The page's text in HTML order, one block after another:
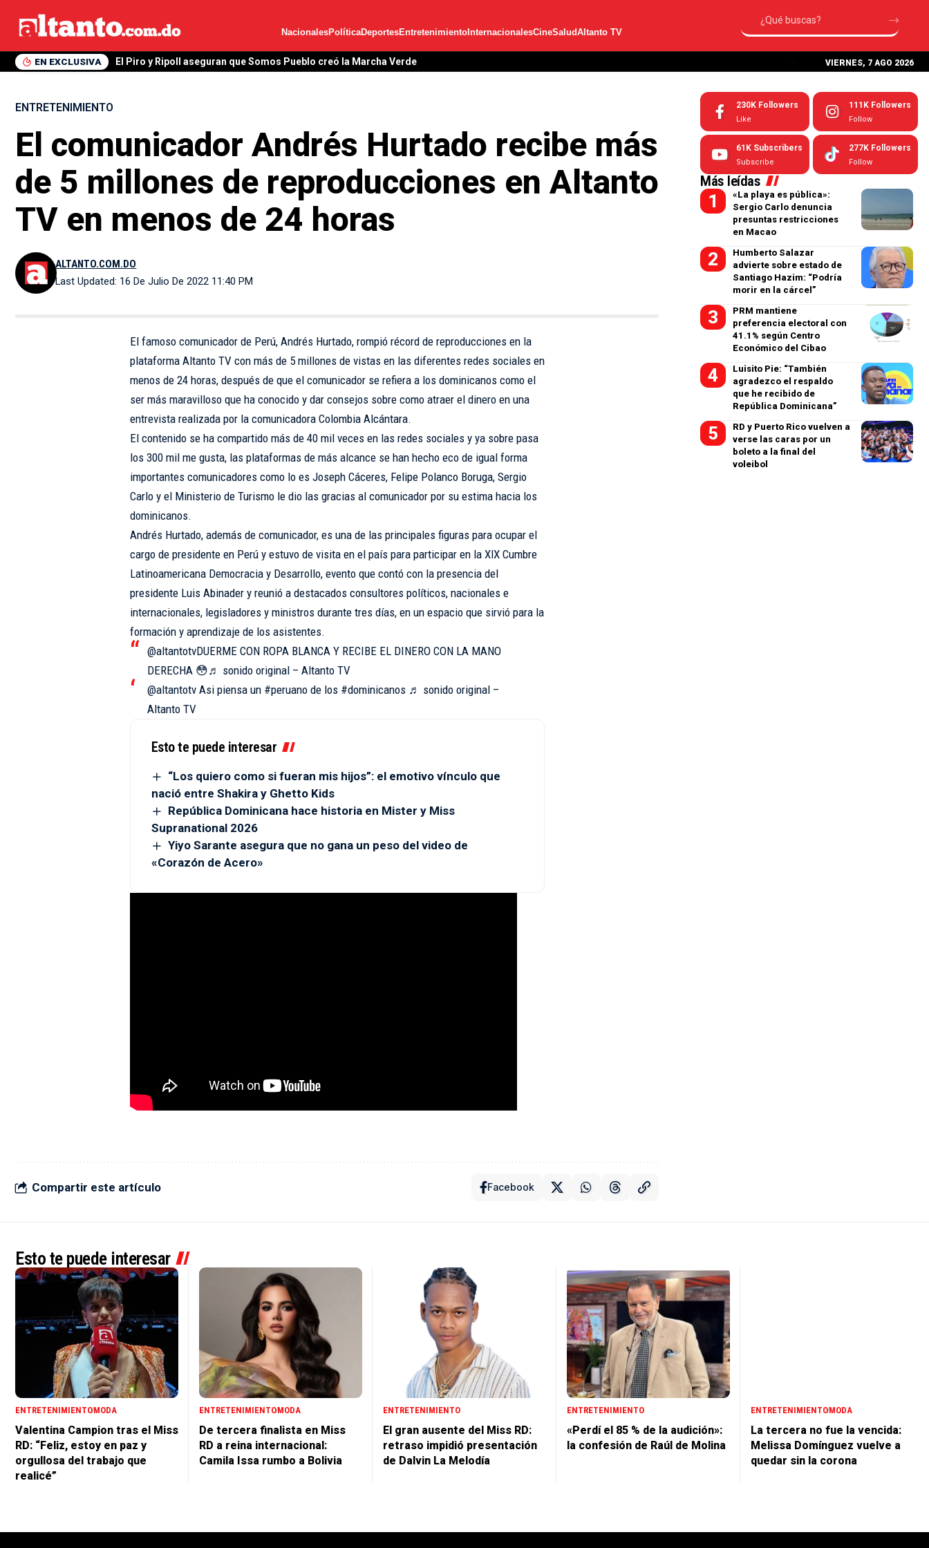
NacionalesPolíticaDeportesEntretenimiento InternacionalesCineSaludAltanto TV
EN EXCLUSIVA Hazim menciona a Gonzalo Castillo y Margarita Cedeño como posibles acompañantes de Leonel en 2028 VIERNES, 7 AGO 2026
ENTRETENIMIENTO
El comunicador Andrés Hurtado recibe más
de 5 millones de reproducciones en Altanto
TV en menos de 24 horas
Last Updated: 16 De Julio De 2022 11:40 PM
ALTANTO.COM.DO
El famoso comunicador de Perú, Andrés Hurtado, rompió récord de reproducciones en la
plataforma Altanto TV con más de 5 millones de vistas en las diferentes redes sociales en
menos de 24 horas, después de que el comunicador se refiera a los dominicanos como el
ser más maravilloso que ha conocido y dar consejos sobre como atraer el dinero en una
entrevista realizada por la comunicadora Colombia Alcántara.
El contenido se ha compartido más de 40 mil veces en las redes sociales y ya sobre pasa
los 300 mil me gusta, las plataformas de más alcance se han hecho eco de igual forma
importantes comunicadores como lo es Joseph Cáceres, Felipe Polanco Boruga, Sergio
Carlo y el Ministerio de Turismo le dio las gracias al comunicador por su estima hacia los
dominicanos.
Andrés Hurtado, además de comunicador, es una de las principales figuras para ocupar el
cargo de presidente en Perú y estuvo de visita en el país para participar en la XlX Cumbre
Latinoamericana Democracia y Desarrollo, evento que contó con la presencia del
presidente Luis Abinader y reunió a destacados consultores políticos, nacionales e
internacionales, legisladores y ministros durante tres días, en un espacio que sirvió para la
formación y aprendizaje de los asistentes.
@altantotvDUERME CON ROPA BLANCA Y RECIBE EL DINERO CON LA MANO
DERECHA 😳♬ sonido original – Altanto TV
@altantotv Asi piensa un #peruano de los #dominicanos ♬ sonido original –
Altanto TV
Esto te puede interesar
“Los quiero como si fueran mis hijos”: el emotivo vínculo que
nació entre Shakira y Ghetto Kids
República Dominicana hace historia en Mister y Miss
Supranational 2026
Yiyo Sarante asegura que no gana un peso del video de
«Corazón de Acero»
Compartir este artículo Facebook
230K Followers
Like
111K Followers
Follow
61K Subscribers
Subscribe
277K Followers
Follow
Más leídas
«La playa es pública»:
Sergio Carlo denuncia
presuntas restricciones
en Macao
Humberto Salazar
advierte sobre estado de
Santiago Hazim: “Podría
morir en la cárcel”
PRM mantiene
preferencia electoral con
41.1% según Centro
Económico del Cibao
Luisito Pie: “También
agradezco el respaldo
que he recibido de
República Dominicana”
RD y Puerto Rico vuelven a
verse las caras por un
boleto a la final del
voleibol
Esto te puede interesar
ENTRETENIMIENTOMODA
Valentina Campion tras el Miss
RD: “Feliz, estoy en paz y
orgullosa del trabajo que
realicé”
ENTRETENIMIENTOMODA
De tercera finalista en Miss
RD a reina internacional:
Camila Issa rumbo a Bolivia
ENTRETENIMIENTO
El gran ausente del Miss RD:
retraso impidió presentación
de Dalvin La Melodía
ENTRETENIMIENTO
«Perdí el 85 % de la audición»:
la confesión de Raúl de Molina
ENTRETENIMIENTOMODA
La tercera no fue la vencida:
Melissa Domínguez vuelve a
quedar sin la corona